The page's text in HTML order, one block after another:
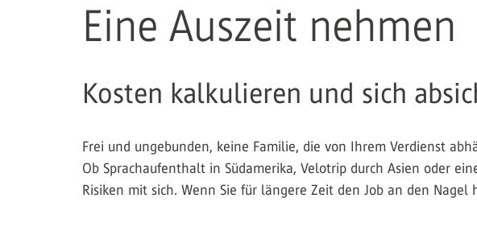
Eine Auszeit nehmen
Kosten kalkulieren und sich
Frei und ungebunden, keine Familie, die von Ihrem Verdienst
Ob Sprachaufenthalt in Südamerika, Velotrip durch Asien oder
Risiken mit sich. Wenn Sie für längere Zeit den Job an den